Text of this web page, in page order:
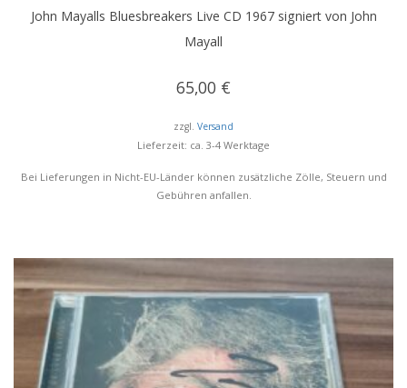
John Mayalls Bluesbreakers Live CD 1967 signiert von John
Mayall
65,00 €
zzgl. Versand
Lieferzeit: ca. 3-4 Werktage
Bei Lieferungen in Nicht-EU-Länder können zusätzliche Zölle, Steuern und
Gebühren anfallen.